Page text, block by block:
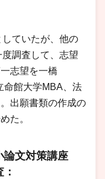
ていたが、他の
調査して、志望
志望を一橋
命館大学MBA、法
出願書類の作成の
た。
文対策講座